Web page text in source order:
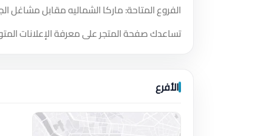
الفروع المتاحة: ماركا الشماليه مقابل مشاغل
تساعدك صفحة المتجر على معرفة الإعلانات
الأفرع